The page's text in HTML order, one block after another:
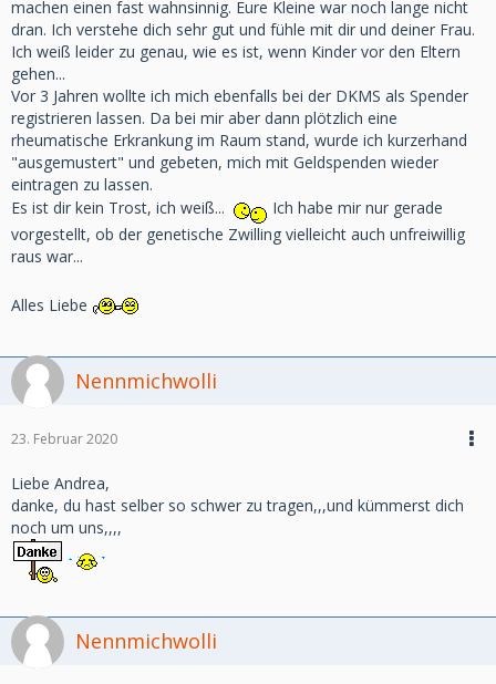
machen einen fast wahnsinnig. Eure Kleine war noch lange nicht
dran. Ich verstehe dich sehr gut und fühle mit dir und deiner Frau.
Ich weiß leider zu genau, wie es ist, wenn Kinder vor den Eltern
gehen...
Vor 3 Jahren wollte ich mich ebenfalls bei der DKMS als Spender
registrieren lassen. Da bei mir aber dann plötzlich eine
rheumatische Erkrankung im Raum stand, wurde ich kurzerhand
"ausgemustert" und gebeten, mich mit Geldspenden wieder
eintragen zu lassen.
Es ist dir kein Trost, ich weiß...
Ich habe mir nur gerade
vorgestellt, ob der genetische Zwilling vielleicht auch unfreiwillig
raus war...
Alles Liebe
Nennmichwolli
23. Februar 2020
Liebe Andrea,
danke, du hast selber so schwer zu tragen,,,und kümmerst dich
noch um uns,,,,
Nennmichwolli